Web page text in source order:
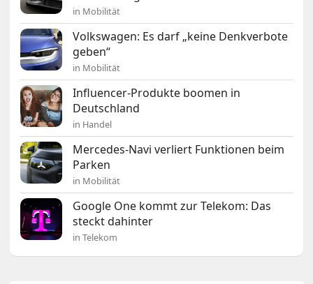
in Mobilität
Volkswagen: Es darf „keine Denkverbote
geben“
in Mobilität
Influencer-Produkte boomen in
Deutschland
in Handel
Mercedes-Navi verliert Funktionen beim
Parken
in Mobilität
Google One kommt zur Telekom: Das
steckt dahinter
in Telekom